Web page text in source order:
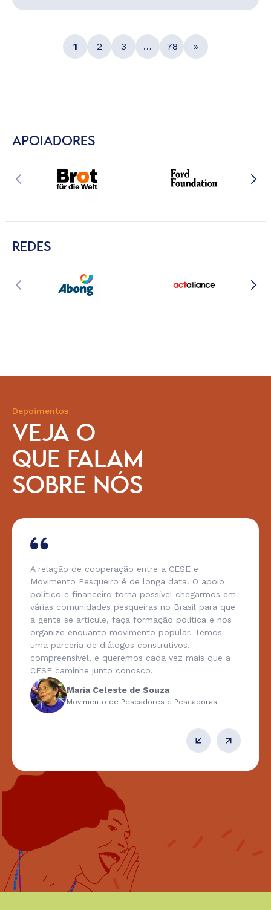
1 2 3 … 78 »
APOIADORES
REDES
Depoimentos
VEJA O
QUE FALAM
SOBRE NÓS
A relação de cooperação entre a CESE e
Movimento Pesqueiro é de longa data. O apoio
político e financeiro torna possível chegarmos em
várias comunidades pesqueiras no Brasil para que
a gente se articule, faça formação política e nos
organize enquanto movimento popular. Temos
uma parceria de diálogos construtivos,
compreensível, e queremos cada vez mais que a
CESE caminhe junto conosco.
Maria Celeste de Souza
Movimento de Pescadores e Pescadoras